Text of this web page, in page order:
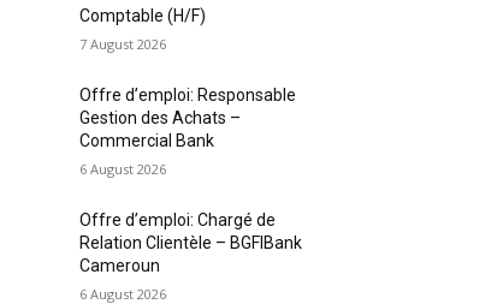
Comptable (H/F)
7 August 2026
Offre d’emploi: Responsable
Gestion des Achats –
Commercial Bank
6 August 2026
Offre d’emploi: Chargé de
Relation Clientèle – BGFIBank
Cameroun
6 August 2026